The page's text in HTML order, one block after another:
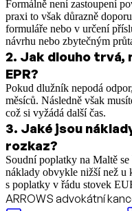
Formálně není zastoupení
praxi to však důrazně
formuláře nebo v určení
návrhu nebo zbytečným
2. Jak dlouho trvá,
EPR?
Pokud dlužník nepodá
měsíců. Následně však
což si vyžádá další čas.
3. Jaké jsou
rozkaz?
Soudní poplatky na Maltě
náklady obvykle nižší než u
s poplatky v řádu stovek
ARROWS advokátní